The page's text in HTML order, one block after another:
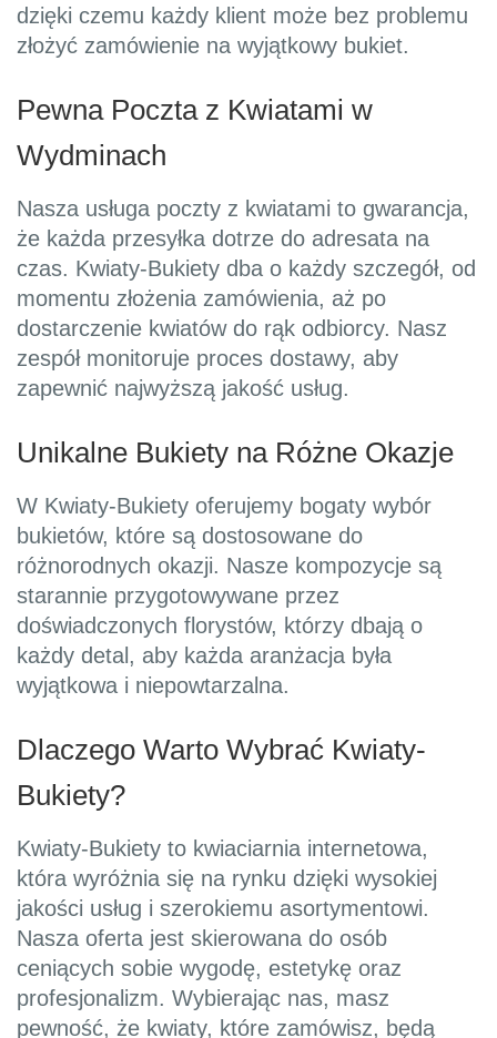
dzięki czemu każdy klient może bez problemu
złożyć zamówienie na wyjątkowy bukiet.
Pewna Poczta z Kwiatami w
Wydminach
Nasza usługa poczty z kwiatami to gwarancja,
że każda przesyłka dotrze do adresata na
czas. Kwiaty-Bukiety dba o każdy szczegół, od
momentu złożenia zamówienia, aż po
dostarczenie kwiatów do rąk odbiorcy. Nasz
zespół monitoruje proces dostawy, aby
zapewnić najwyższą jakość usług.
Unikalne Bukiety na Różne Okazje
W Kwiaty-Bukiety oferujemy bogaty wybór
bukietów, które są dostosowane do
różnorodnych okazji. Nasze kompozycje są
starannie przygotowywane przez
doświadczonych florystów, którzy dbają o
każdy detal, aby każda aranżacja była
wyjątkowa i niepowtarzalna.
Dlaczego Warto Wybrać Kwiaty-
Bukiety?
Kwiaty-Bukiety to kwiaciarnia internetowa,
która wyróżnia się na rynku dzięki wysokiej
jakości usług i szerokiemu asortymentowi.
Nasza oferta jest skierowana do osób
ceniących sobie wygodę, estetykę oraz
profesjonalizm. Wybierając nas, masz
pewność, że kwiaty, które zamówisz, będą